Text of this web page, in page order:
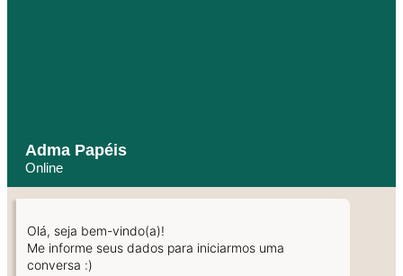
Adma Papéis
Online
Olá, seja bem-vindo(a)!
Me informe seus dados para iniciarmos uma
conversa :)